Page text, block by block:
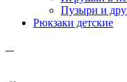
Пузыри и
Рюкзаки детские